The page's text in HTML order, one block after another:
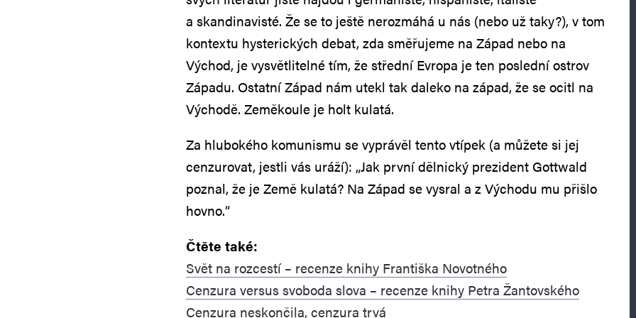
a skandinavisté. Že se to ještě nerozmáhá u nás (nebo už taky?), v tom
kontextu hysterických debat, zda směřujeme na Západ nebo na
Východ, je vysvětlitelné tím, že střední Evropa je ten poslední ostrov
Západu. Ostatní Západ nám utekl tak daleko na západ, že se ocitl na
Východě. Zeměkoule je holt kulatá.
Za hlubokého komunismu se vyprávěl tento vtípek (a můžete si jej
cenzurovat, jestli vás uráží): „Jak první dělnický prezident Gottwald
poznal, že je Země kulatá? Na Západ se vysral a z Východu mu přišlo
hovno.“
Čtěte také:
Svět na rozcestí – recenze knihy Františka Novotného
Cenzura versus svoboda slova – recenze knihy Petra Žantovského
Cenzura neskončila, cenzura trvá